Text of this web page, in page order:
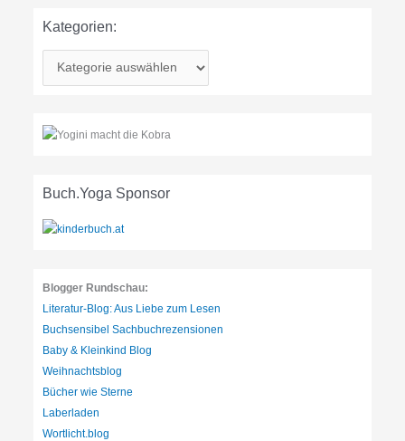
Kategorien:
g
e
Buch.Yoga Sponsor
Blogger Rundschau:
Literatur-Blog: Aus Liebe zum Lesen
Buchsensibel Sachbuchrezensionen
Baby & Kleinkind Blog
Weihnachtsblog
Bücher wie Sterne
Laberladen
Wortlicht.blog